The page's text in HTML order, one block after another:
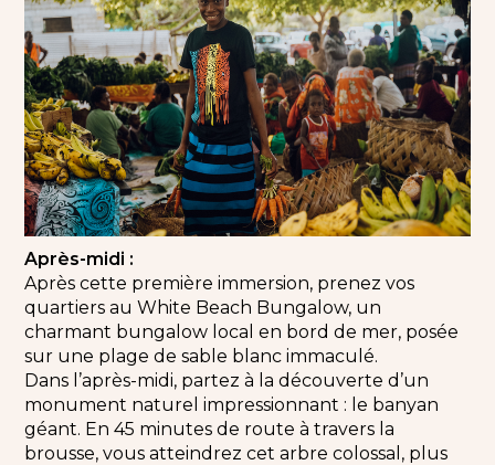
Après-midi :
Après cette première immersion, prenez vos
quartiers au White Beach Bungalow, un
charmant bungalow local en bord de mer, posée
sur une plage de sable blanc immaculé.
Dans l’après-midi, partez à la découverte d’un
monument naturel impressionnant : le banyan
géant. En 45 minutes de route à travers la
brousse, vous atteindrez cet arbre colossal, plus